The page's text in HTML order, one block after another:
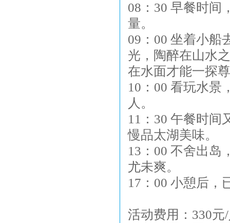
08：30 早餐时间
量。
09：00 坐着小船
光，陶醉在山水
在水面才能一探
10：00 看玩水景
人。
11：30 午餐时间
慢品太湖美味。
13：00 不舍出岛
尤未爽。
17：00 小憩后，
活动费用：330